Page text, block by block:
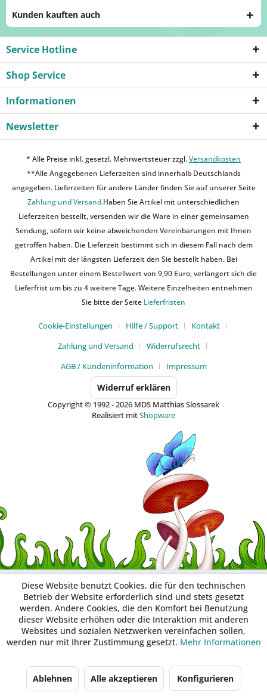
Kunden kauften auch
Service Hotline
Shop Service
Informationen
Newsletter
* Alle Preise inkl. gesetzl. Mehrwertsteuer zzgl.Versandkosten
**Alle Angegebenen Lieferzeiten sind innerhalb Deutschlands
angegeben. Lieferzeiten für andere Länder finden Sie auf unserer Seite
Zahlung und Versand.Haben Sie Artikel mit unterschiedlichen
Lieferzeiten bestellt, versenden wir die Ware in einer gemeinsamen
Sendung, sofern wir keine abweichenden Vereinbarungen mit Ihnen
getroffen haben. Die Lieferzeit bestimmt sich in diesem Fall nach dem
Artikel mit der längsten Lieferzeit den Sie bestellt haben. Bei
Bestellungen unter einem Bestellwert von 9,90 Euro, verlängert sich die
Lieferfrist um bis zu 4 weitere Tage. Weitere Einzelheiten entnehmen
Sie bitte der Seite Lieferfristen
Cookie-Einstellungen Hilfe / Support
Kontakt
Zahlung und Versand
Widerrufsrecht
AGB / Kundeninformation
Impressum
Widerruf erklären
Copyright © 1992 - 2026 MDS Matthias Slossarek
Realisiert mitShopware
Diese Website benutzt Cookies, die für den technischen
Betrieb der Website erforderlich sind und stets gesetzt
werden. Andere Cookies, die den Komfort bei Benutzung
dieser Website erhöhen oder die Interaktion mit anderen
Websites und sozialen Netzwerken vereinfachen sollen,
werden nur mit Ihrer Zustimmung gesetzt. Mehr Informationen
Ablehnen Alle akzeptieren Konfigurieren